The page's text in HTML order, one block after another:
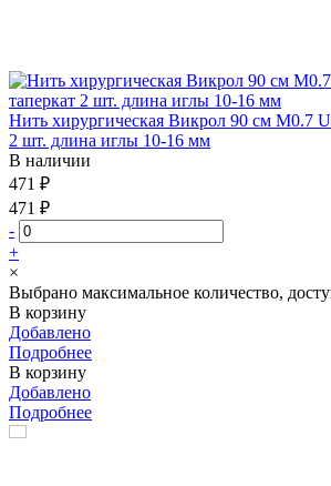
Нить хирургическая Викрол 90 см М0.7
2 шт. длина иглы 10-16 мм
В наличии
471 ₽
471 ₽
-
+
×
Выбрано максимальное количество,
В корзину
Добавлено
Подробнее
В корзину
Добавлено
Подробнее